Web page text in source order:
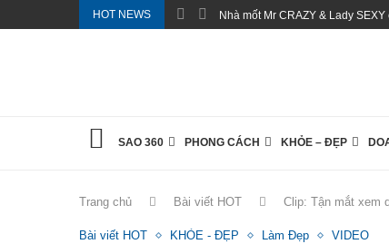
HOT NEWS Nhà mốt Mr CRAZY & Lady SEXY
SAO 360 PHONG CÁCH KHỎE – ĐẸP
Trang chủ Bài viết HOT Clip: Tận mắt xem
Bài viết HOT KHỎE - ĐẸP Làm Đẹp VIDEO